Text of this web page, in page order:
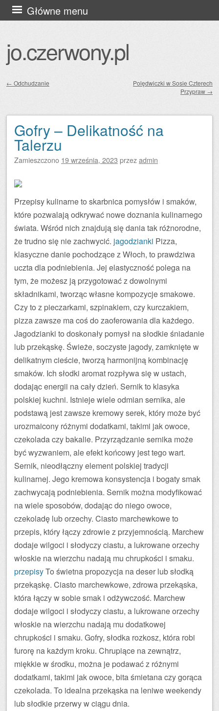
jo.czerwony.pl
Główne menu
Przejdź
do
← Odchudzanie
Polędwiczki w Sosie Czterech
Przypraw →
Gofry – Delikatność na
Talerzu
Zamieszczono 19 września, 2023 przezadmin
Przepisy kulinarne to skarbnica pomysłów i smaków,
które pozwalają odkrywać nowe doznania kulinarnego
świata. Wśród nich znajdują się dania tak różnorodne,
że trudno się nie zachwycić. jagodzianki Pizza,
klasyczne danie pochodzące z Włoch, to prawdziwa
uczta dla podniebienia. Jej elastyczność polega na
tym, że możesz ją przygotować z dowolnymi
składnikami, tworząc własne kompozycje smakowe.
Czy to z pieczarkami, szpinakiem, czy kurczakiem,
pizza zawsze ma coś do zaoferowania dla każdego.
Jagodzianki to doskonały pomysł na słodkie śniadanie
lub przekąskę. Świeże, soczyste jagody, zamknięte w
delikatnym cieście, tworzą harmonijną kombinację
smaków. Ich słodki aromat rozpływa się w ustach,
dodając energii na cały dzień. Sernik to klasyka
polskiej kuchni. Istnieje wiele odmian sernika, ale
podstawą jest zawsze kremowy serek, który może być
urozmaicony różnymi dodatkami, takimi jak owoce,
czekolada czy bakalie. Przyrządzanie sernika może
być wyzwaniem, ale efekt końcowy jest tego wart.
Sernik, nieodłączny element polskiej tradycji
kulinarnej. Jego kremowa konsystencja i bogaty smak
zachwycają podniebienia. Sernik można modyfikować
na wiele sposobów, dodając do niego owoce,
czekoladę lub orzechy. Ciasto marchewkowe to
przepis, który łączy zdrowie z przyjemnością. Marchew
dodaje wilgoci i słodyczy ciastu, a lukrowane orzechy
włoskie na wierzchu nadają mu chrupkości i smaku.
przepisyTo świetna propozycja na deser lub słodką
przekąskę. Ciasto marchewkowe, zdrowa przekąska,
która łączy w sobie smak i odżywczość. Marchew
dodaje wilgoci i słodyczy ciastu, a lukrowane orzechy
włoskie na wierzchu nadają mu dodatkowej
chrupkości i smaku. Gofry, słodka rozkosz, która robi
furorę na każdym kroku. Chrupiące na zewnątrz,
miękkie w środku, można je podawać z różnymi
dodatkami, takimi jak owoce, bita śmietana czy gorąca
czekolada. To idealna przekąska na leniwe weekendy
lub słodkie przerwy w ciągu dnia.